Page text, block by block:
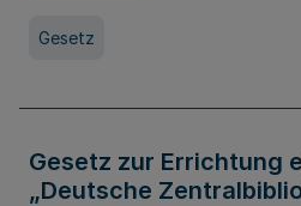
Gesetz
Gesetz zur Errichtung
„Deutsche